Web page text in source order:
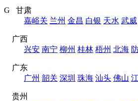
G 甘肃
嘉峪关 兰州 金昌 白银 天水 武威
广西
兴安 南宁 柳州 桂林 梧州 北海
广东
广州 韶关 深圳 珠海 汕头 佛山
贵州